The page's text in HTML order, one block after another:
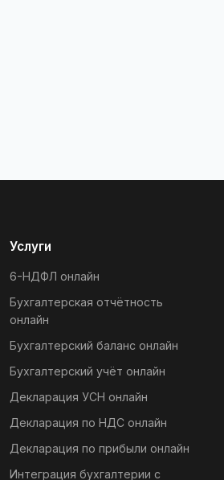
Услуги
6-НДФЛ онлайн
Бухгалтерская отчётность
онлайн
Бухгалтерский баланс онлайн
Бухгалтерский учёт онлайн
Декларация УСН онлайн
Декларация по НДС онлайн
Декларация по прибыли онлайн
Интеграция бухгалтерии с